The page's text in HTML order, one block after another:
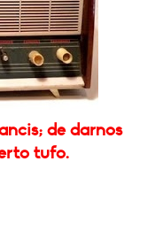
de darnos
tufo.